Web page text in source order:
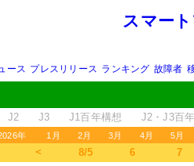
スマー
ース プレスリリース ランキング 故障者
J2 J3 J1百年構想 J2・J3百
年 1月 2月 3月 4月 5月
＜ 8/5 6 7